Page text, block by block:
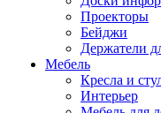
Проекторы
Бейджи
Держатели
Мебель
Кресла и
Интерьер